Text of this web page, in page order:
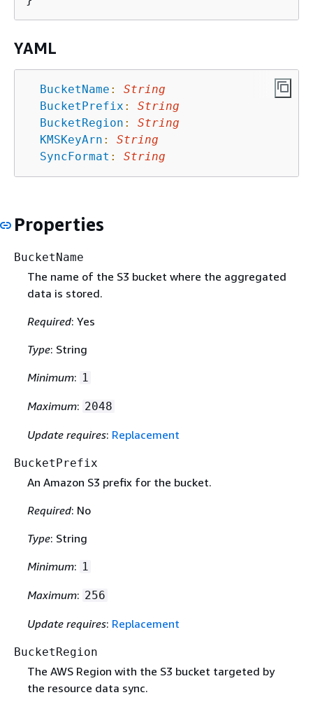
YAML
BucketName :
String
BucketPrefix :
String
BucketRegion :
String
KMSKeyArn :
String
SyncFormat : String
Properties
BucketName
The name of the S3 bucket where the aggregated
data is stored.
Required: Yes
Type: String
Minimum: 1
Maximum: 2048
Update requires: Replacement
BucketPrefix
An Amazon S3 prefix for the bucket.
Required: No
Type: String
Minimum: 1
Maximum: 256
Update requires: Replacement
BucketRegion
The AWS Region with the S3 bucket targeted by
the resource data sync.